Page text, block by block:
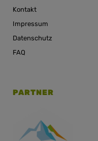
Kontakt
Impressum
Datenschutz
FAQ
PARTNER